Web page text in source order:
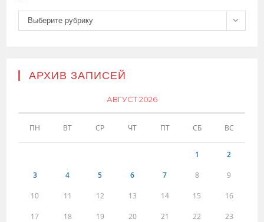
Рубрики
Выберите рубрику
АРХИВ ЗАПИСЕЙ
АВГУСТ 2026
ПН ВТ СР ЧТ ПТ СБ ВС
1 2
3 4 5 6 7 8 9
10 11 12 13 14 15 16
17 18 19 20 21 22 23